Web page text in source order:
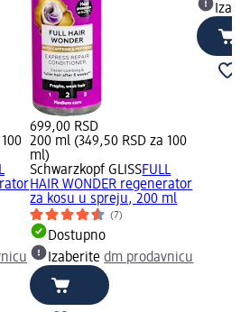
699,00 RSD
200 ml (349,50 RSD za 100
ml)
Schwarzkopf GLISSFULL
HAIR WONDER regenerator
za kosu u spreju, 200 ml
(7)
Dostupno
Izaberitedm prodavnicu